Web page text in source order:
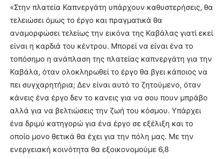
«Στην πλατεία Καπνεργάτη υπάρχουν καθυστερήσεις, θα
τελειώσει όμως το έργο και πραγματικά θα
αναμορφώσει τελείως την εικόνα της Καβάλας γιατί εκεί
είναι η καρδιά του κέντρου. Μπορεί να είναι ένα το
τοπόσημο η ανάπλαση της πλατείας καπνεργάτη για την
Καβάλα, όταν ολοκληρωθεί το έργο θα βγει κάποιος να
πει συγχαρητήρια; Δεν είναι αυτό το ζητούμενο, όταν
κάνεις ένα έργο δεν το κανεις για να σου πουν μπράβο
αλλά για να βελτιώσεις την ζωή του κόσμου. Υπάρχει
ένα δριμύ κατηγορώ για ένα έργο σε εξέλιξη και το
οποίο μονο θετικά θα έχει για την πόλη μας. Με την
ενεργειακή κοινότητα θα εξοικονομούμε 6,8